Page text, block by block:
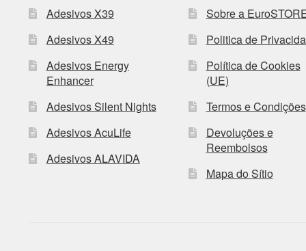
Adesivos X39
Adesivos X49
Adesivos Energy
Enhancer
Adesivos Silent Nights
Adesivos AcuLife
Adesivos ALAVIDA
Sobre a
Politica de
Política de Cookies
(UE)
Termos e Condições
Devoluções e
Reembolsos
Mapa do Sítio